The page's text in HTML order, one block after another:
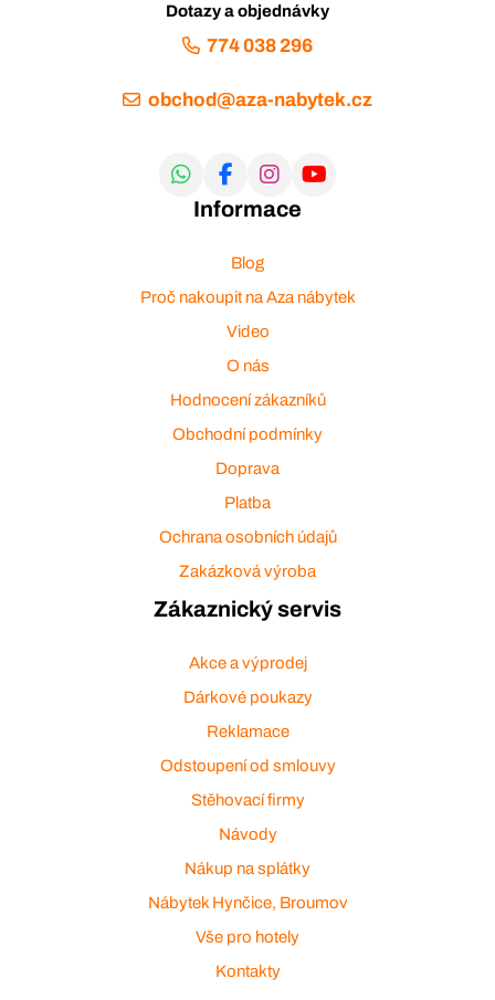
Dotazy a objednávky
774 038 296
obchod@aza-nabytek.cz
Informace
Blog
Proč nakoupit na Aza nábytek
Video
O nás
Hodnocení zákazníků
Obchodní podmínky
Doprava
Platba
Ochrana osobních údajů
Zakázková výroba
Zákaznický servis
Akce a výprodej
Dárkové poukazy
Reklamace
Odstoupení od smlouvy
Stěhovací firmy
Návody
Nákup na splátky
Nábytek Hynčice, Broumov
Vše pro hotely
Kontakty